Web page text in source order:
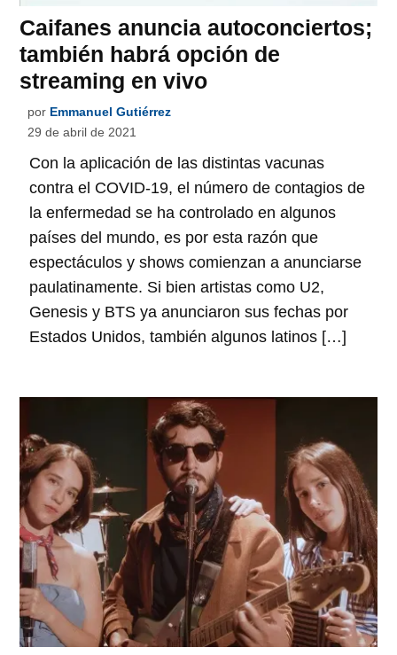
Caifanes anuncia autoconciertos;
también habrá opción de
streaming en vivo
por Emmanuel Gutiérrez
29 de abril de 2021
Con la aplicación de las distintas vacunas
contra el COVID-19, el número de contagios de
la enfermedad se ha controlado en algunos
países del mundo, es por esta razón que
espectáculos y shows comienzan a anunciarse
paulatinamente. Si bien artistas como U2,
Genesis y BTS ya anunciaron sus fechas por
Estados Unidos, también algunos latinos […]